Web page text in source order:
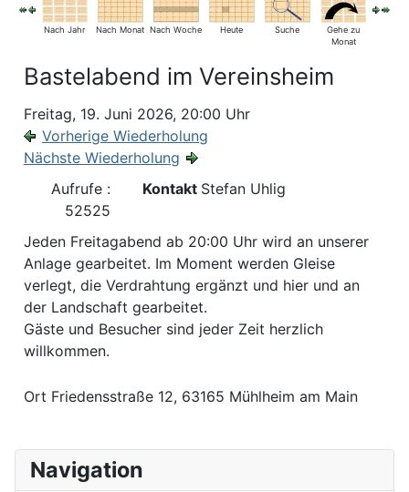
Nach Jahr Nach Monat Nach Woche Heute Suche
Gehe zu
Monat
Bastelabend im Vereinsheim
Freitag, 19. Juni 2026, 20:00 Uhr
Vorherige Wiederholung
Nächste Wiederholung
Aufrufe :
52525
Kontakt Stefan Uhlig
Jeden Freitagabend ab 20:00 Uhr wird an unserer
Anlage gearbeitet. Im Moment werden Gleise
verlegt, die Verdrahtung ergänzt und hier und an
der Landschaft gearbeitet.
Gäste und Besucher sind jeder Zeit herzlich
willkommen.
Ort Friedensstraße 12, 63165 Mühlheim am Main
Navigation